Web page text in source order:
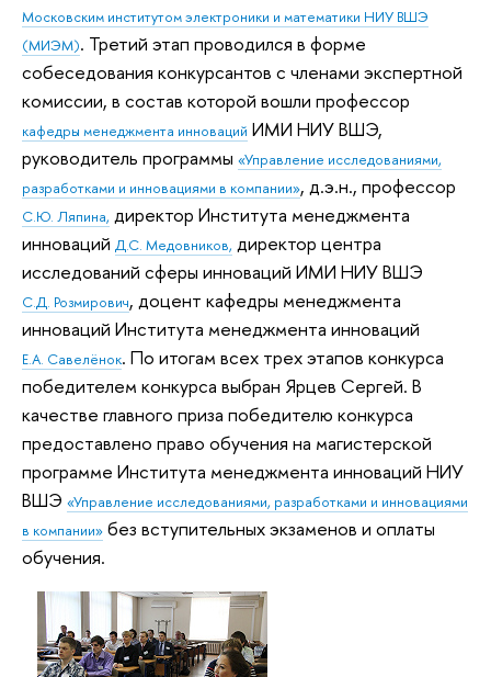
Московским институтом электроники и математики НИУ ВШЭ
(МИЭМ). Третий этап проводился в форме
собеседования конкурсантов с членами экспертной
комиссии, в состав которой вошли профессор
кафедры менеджмента инноваций ИМИ НИУ ВШЭ,
руководитель программы «Управление исследованиями,
разработками и инновациями в компании», д.э.н., профессор
С.Ю. Ляпина, директор Института менеджмента
инноваций Д.С. Медовников, директор центра
исследований сферы инноваций ИМИ НИУ ВШЭ
С.Д. Розмирович, доцент кафедры менеджмента
инноваций Института менеджмента инноваций
Е.А. Савелёнок. По итогам всех трех этапов конкурса
победителем конкурса выбран Ярцев Сергей. В
качестве главного приза победителю конкурса
предоставлено право обучения на магистерской
программе Института менеджмента инноваций НИУ
ВШЭ «Управление исследованиями, разработками и инновациями
в компании» без вступительных экзаменов и оплаты
обучения.